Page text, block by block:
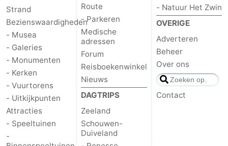
Strand
Bezienswaardigheden
- Musea
- Galeries
- Monumenten
- Kerken
- Vuurtorens
- Uitkijkpunten
Attracties
- Speeltuinen
-
Route
- Parkeren
Medische
adressen
Forum
Reisboekenwinkel
Nieuws
DAGTRIPS
Zeeland
Schouwen-
Duiveland
- Natuur Het Zwin
OVERIGE
Adverteren
Beheer
Over ons
Contact